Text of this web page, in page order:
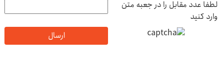
لطفا عدد مقابل را در جعبه متن
وارد کنید
ارسال